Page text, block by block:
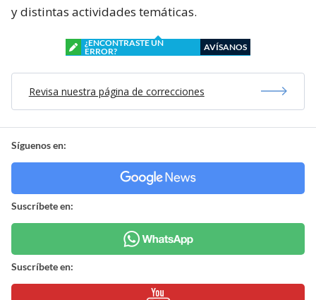
y distintas actividades temáticas.
¿ENCONTRASTE UN
ERROR?
AVÍSANOS
Revisa nuestra página de correcciones
Síguenos en:
Suscríbete en:
Suscríbete en: